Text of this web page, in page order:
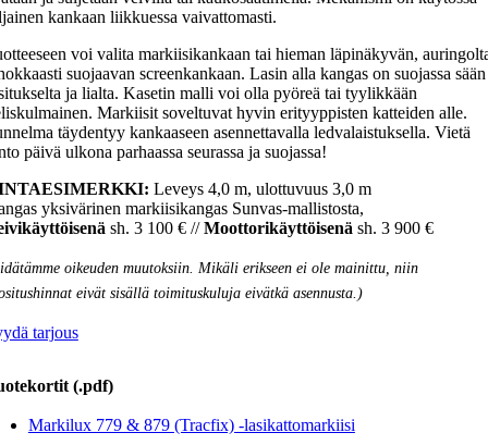
kankaan liikkuessa vaivattomasti.
voi valita markiisikankaan tai hieman läpinäkyvän,
suojaavan screenkankaan. Lasin alla kangas on suojassa sään
ja lialta. Kasetin malli voi olla pyöreä tai tyylikkään
Markiisit soveltuvat hyvin erityyppisten katteiden alle.
täydentyy kankaaseen asennettavalla ledvalaistuksella. Vietä
päivä ulkona parhaassa seurassa ja suojassa!
Leveys 4,0 m, ulottuvuus 3,0 m
yksivärinen markiisikangas Sunvas-mallistosta,
sh. 3 100 € //Moottorikäyttöisenä sh. 3 900 €
oikeuden muutoksiin. Mikäli erikseen ei ole mainittu, niin
eivät sisällä toimituskuluja eivätkä asennusta.)
tarjous
(.pdf)
Markilux 779 & 879 (Tracfix) -lasikattomarkiisi